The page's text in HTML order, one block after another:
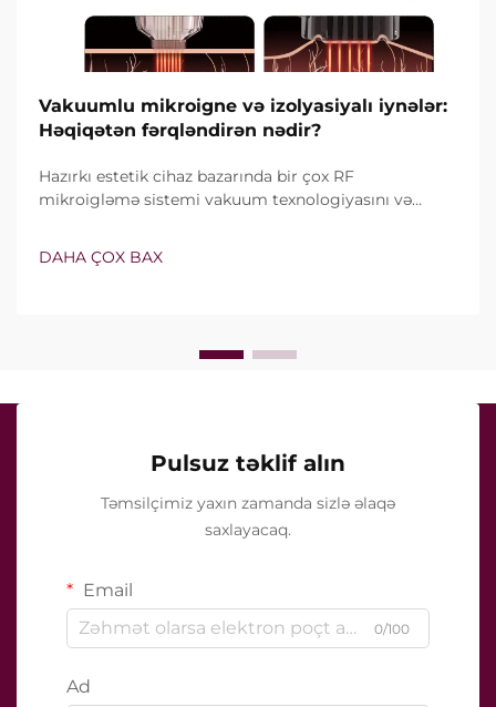
Vakuumlu mikroigne və izolyasiyalı iynələr:
Həqiqətən fərqləndirən nədir?
Hazırkı estetik cihaz bazarında bir çox RF
mikroigləmə sistemi vakuum texnologiyasını və
deyil, onların klinik müalicə zamanı necə dəqiq işlədiyi
DAHA ÇOX BAX
Pulsuz təklif alın
Təmsilçimiz yaxın zamanda sizlə əlaqə
saxlayacaq.
Email
0/100
Ad